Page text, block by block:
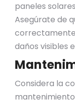
paneles
Asegúrate de
daños visibles
Considera la